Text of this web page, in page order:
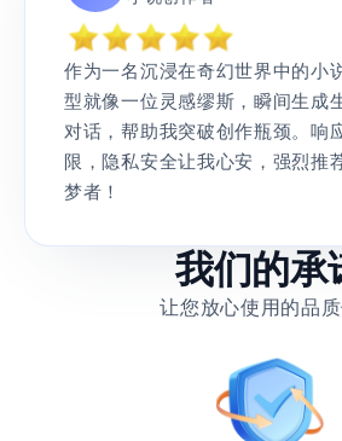
作为一名沉浸在奇幻世界中的小
型就像一位灵感缪斯，瞬间生成
对话，帮助我突破创作瓶颈。响
限，隐私安全让我心安，强烈推
梦者！
我们的承
让您放心使用的品